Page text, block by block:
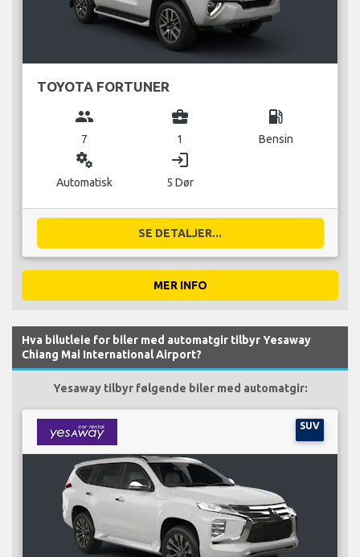
TOYOTA FORTUNER
group
7
business_center
1
local_gas_station
Bensin
miscellaneous_services
Automatisk
login
5 Dør
SE DETALJER...
MER INFO
Hva bilutleie for biler med automatgir tilbyr Yesaway
Chiang Mai International Airport?
Yesaway tilbyr følgende biler med automatgir:
SUV